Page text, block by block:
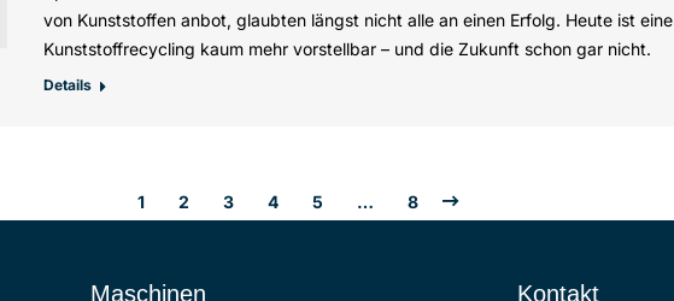
von Kunststoffen anbot, glaubten längst nicht alle an einen Erfolg. Heute ist
Kunststoffrecycling kaum mehr vorstellbar – und die Zukunft schon gar nicht.
Details
1 2 3 4 5 … 8
Maschinen Kontakt